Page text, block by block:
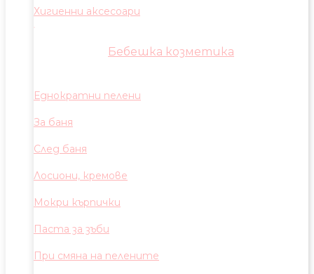
Хигиенни аксесоари
Бебешка козметика
Еднократни пелени
За баня
След баня
Лосиони, кремове
Мокри кърпички
Паста за зъби
При смяна на пелените